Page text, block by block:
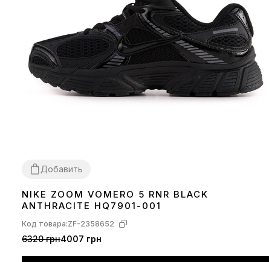
Добавить
3637 3839404142434445
NIKE ZOOM VOMERO 5 RNR BLACK
ANTHRACITE HQ7901-001
Код товара:ZF-2358652
6320 грн4007 грн